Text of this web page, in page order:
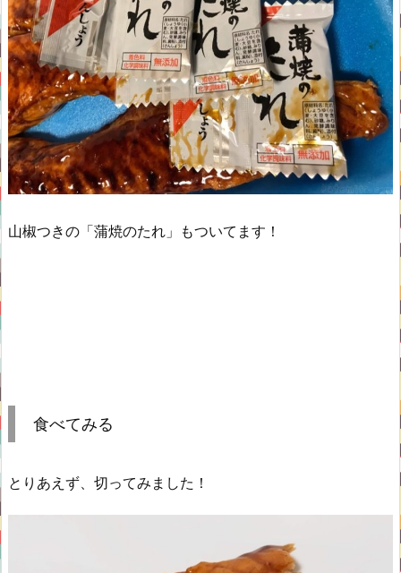
山椒つきの「蒲焼のたれ」もついてます！
食べてみる
とりあえず、切ってみました！